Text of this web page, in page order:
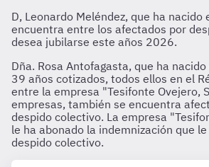
D, Leonardo Meléndez, que ha nacido
encuentra entre los afectados por
desea jubilarse este años 2026.
Dña. Rosa Antofagasta, que ha
39 años cotizados, todos ellos en el
entre la empresa "Tesifonte Ovejero,
empresas, también se encuentra
despido colectivo. La empresa
le ha abonado la indemnización que
despido colectivo.